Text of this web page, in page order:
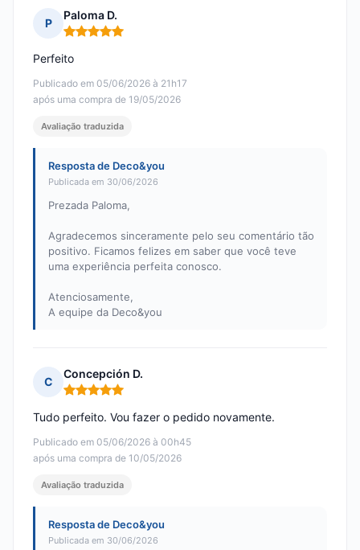
P
Paloma D.
Nota: 5 em 5
Publicado em 05/06/2026 à 21h17
após uma compra de 19/05/2026
Perfeito
Avaliação traduzida
Resposta de Deco&you
Publicada em 30/06/2026
Prezada Paloma,
Agradecemos sinceramente pelo seu comentário tão
positivo. Ficamos felizes em saber que você teve
uma experiência perfeita conosco.
Atenciosamente,
A equipe da Deco&you
C
Concepción D.
Nota: 5 em 5
Publicado em 05/06/2026 à 00h45
após uma compra de 10/05/2026
Tudo perfeito. Vou fazer o pedido novamente.
Avaliação traduzida
Resposta de Deco&you
Publicada em 30/06/2026